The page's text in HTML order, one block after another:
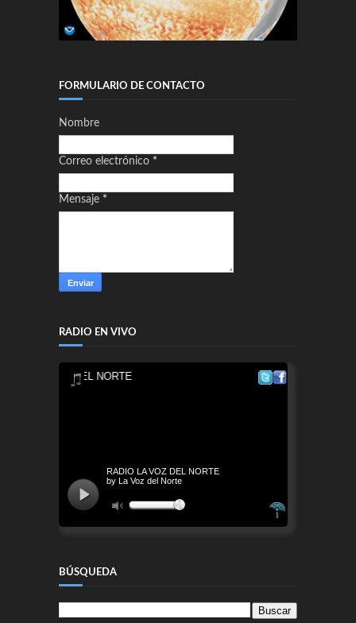
FORMULARIO DE CONTACTO
Nombre
Correo electrónico *
Mensaje *
RADIO EN VIVO
BÚSQUEDA